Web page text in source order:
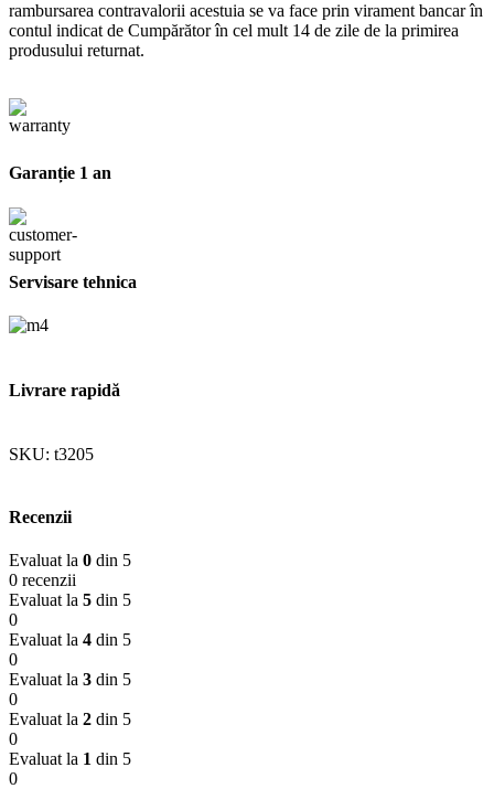
rambursarea contravalorii acestuia se va face prin virament bancar în
contul indicat de Cumpărător în cel mult 14 de zile de la primirea
produsului returnat.
Garanție 1 an
Servisare tehnica
Livrare rapidă
SKU: t3205
Recenzii
Evaluat la 0 din 5
0 recenzii
Evaluat la 5 din 5
0
Evaluat la 4 din 5
0
Evaluat la 3 din 5
0
Evaluat la 2 din 5
0
Evaluat la 1 din 5
0